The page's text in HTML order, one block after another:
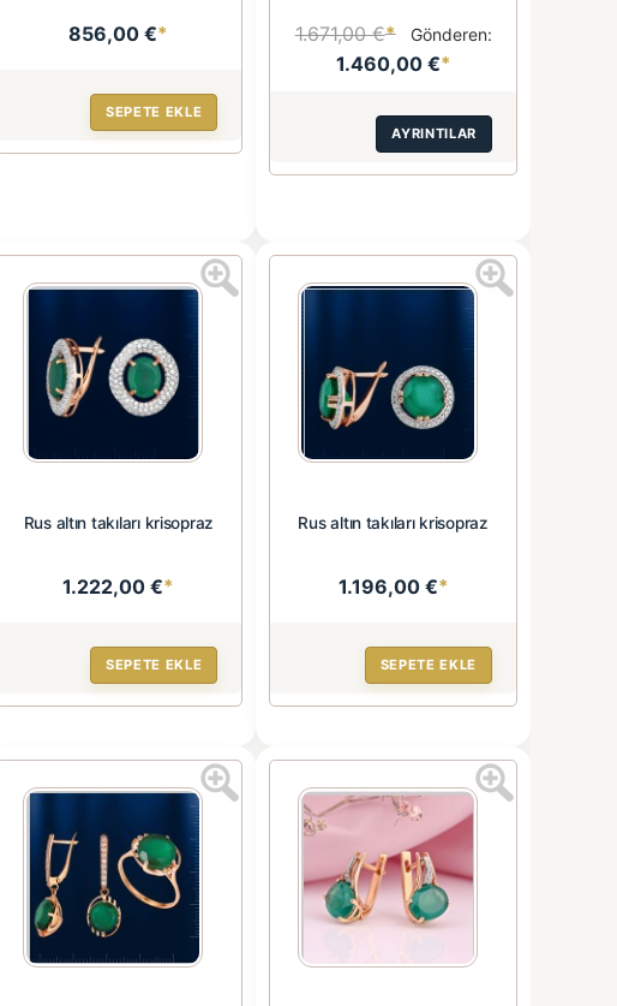
856,00 €*
SEPETE EKLE
1.671,00 €* Gönderen:
1.460,00 €*
AYRINTILAR
Rus altın takıları krisopraz
1.222,00 €*
SEPETE EKLE
Rus altın takıları krisopraz
1.196,00 €*
SEPETE EKLE